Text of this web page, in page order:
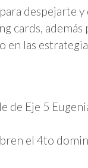
despejarte
cards,
en las
de Eje 5
el 4to